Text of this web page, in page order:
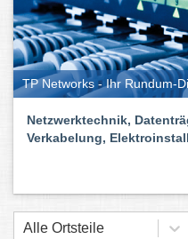
TP Networks - Ihr Rundum-
Netzwerktechnik,
Verkabelung,
Alle Ortsteile